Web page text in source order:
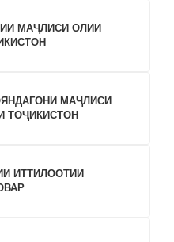
МАҶЛИСИ ОЛИИ
МАҶЛИСИ
ТОҶИКИСТОН
ИТТИЛООТИИ